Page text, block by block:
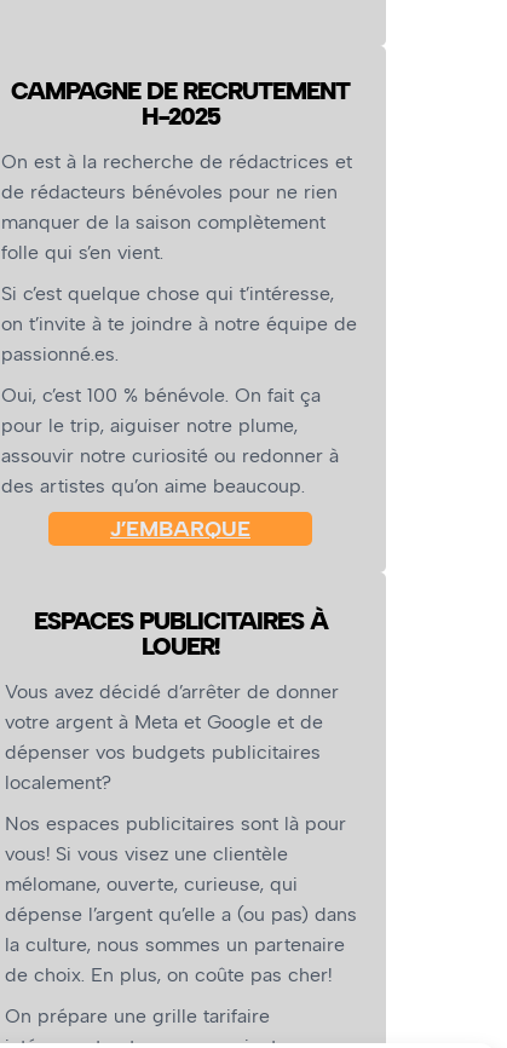
CAMPAGNE DE RECRUTEMENT
H-2025
On est à la recherche de rédactrices et
de rédacteurs bénévoles pour ne rien
manquer de la saison complètement
folle qui s’en vient.
Si c’est quelque chose qui t’intéresse,
on t’invite à te joindre à notre équipe de
passionné.es.
Oui, c’est 100 % bénévole. On fait ça
pour le trip, aiguiser notre plume,
assouvir notre curiosité ou redonner à
des artistes qu’on aime beaucoup.
J’EMBARQUE
ESPACES PUBLICITAIRES À
LOUER!
Vous avez décidé d’arrêter de donner
votre argent à Meta et Google et de
dépenser vos budgets publicitaires
localement?
Nos espaces publicitaires sont là pour
vous! Si vous visez une clientèle
mélomane, ouverte, curieuse, qui
dépense l’argent qu’elle a (ou pas) dans
la culture, nous sommes un partenaire
de choix. En plus, on coûte pas cher!
On prépare une grille tarifaire